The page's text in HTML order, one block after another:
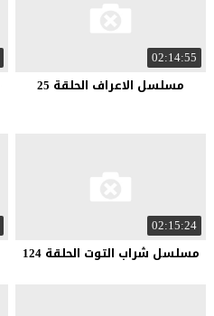
02:14:55
مسلسل الاعراف الحلقة 25
02:15:24
مسلسل شراب التوت الحلقة 124